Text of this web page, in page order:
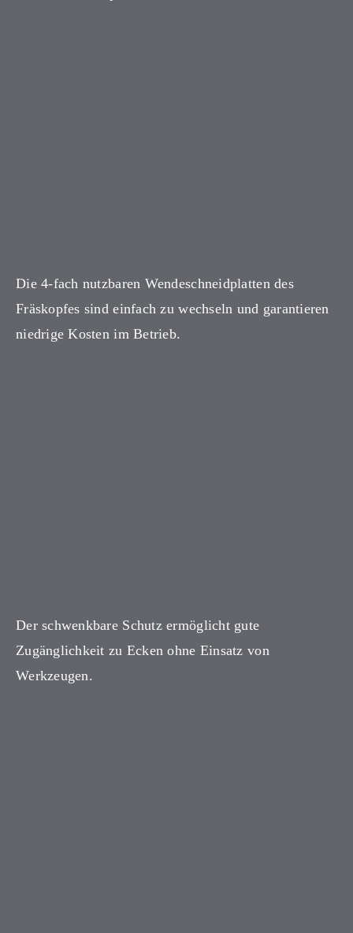
Die 4-fach nutzbaren Wendeschneidplatten des
Fräskopfes sind einfach zu wechseln und garantieren
niedrige Kosten im Betrieb.
Der schwenkbare Schutz ermöglicht gute
Zugänglichkeit zu Ecken ohne Einsatz von
Werkzeugen.